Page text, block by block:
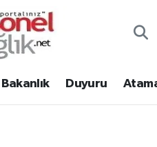
Bakanlık Duyuru